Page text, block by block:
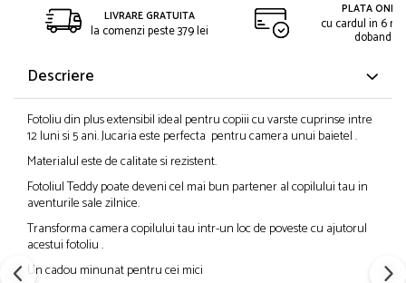
LIVRARE GRATUITA
la comenzi peste 379 lei
PLATA
cu cardul in 6
dobanda
Descriere
Fotoliu din plus extensibil ideal pentru copiii cu varste cuprinse intre
12 luni si 5 ani. Jucaria este perfecta pentru camera unui baietel .
Materialul este de calitate si rezistent.
Fotoliul Teddy poate deveni cel mai bun partener al copilului tau in
aventurile sale zilnice.
Transforma camera copilului tau intr-un loc de poveste cu ajutorul
acestui fotoliu .
Un cadou minunat pentru cei mici